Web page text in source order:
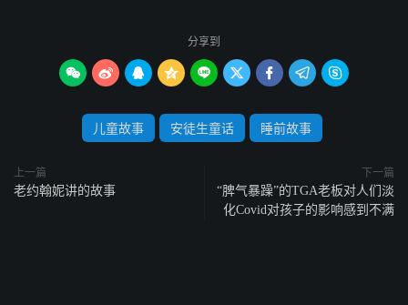
分享到
        
儿童故事 安徒生童话 睡前故事
上一篇
老约翰妮讲的故事
下一篇
“脾气暴躁”的TGA老板对人们淡
化Covid对孩子的影响感到不满